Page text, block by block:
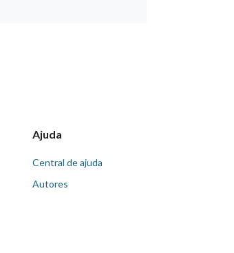
Ajuda
Central de ajuda
Autores